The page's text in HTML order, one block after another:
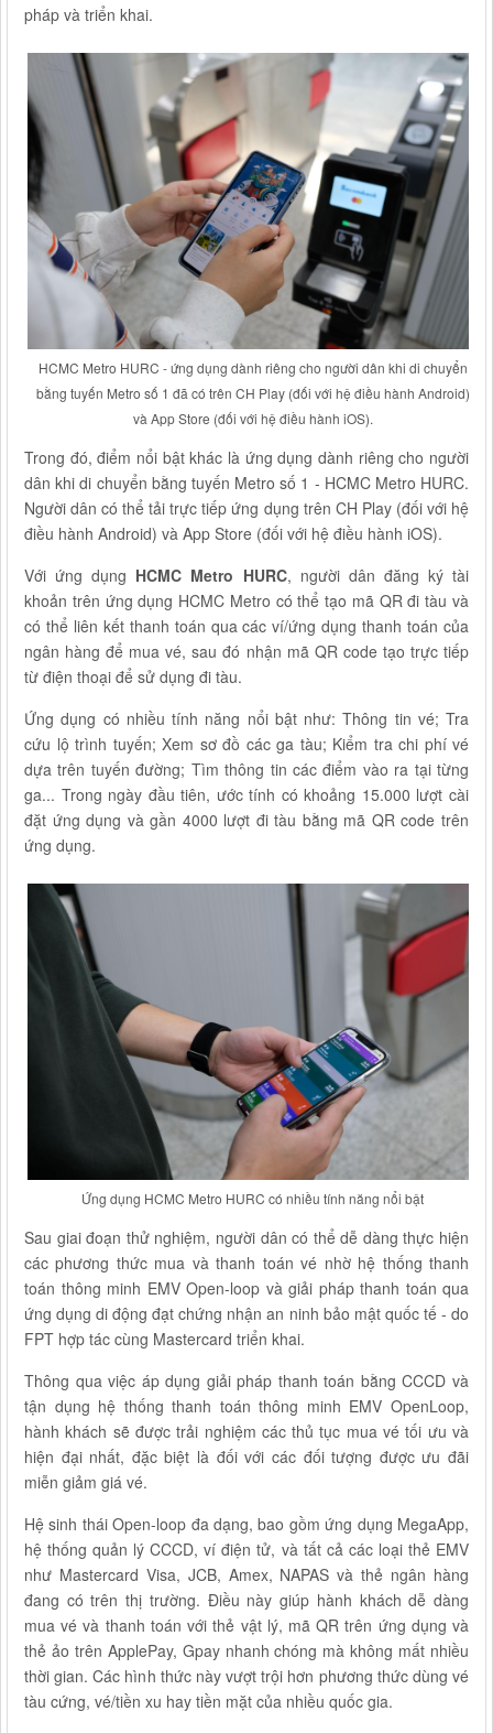
pháp và triển khai.
bằng tuyến Metro số 1 đã có trên CH Play (đối với hệ điều hành Android)
và App Store (đối với hệ điều hành iOS)‏.
dân khi di chuyển bằng tuyến Metro số 1 - HCMC Metro HURC‏‏.‏‏
Người dân có thể tải trực tiếp ứng dụng trên CH Play (đối với hệ
điều hành Android) và App Store (đối với hệ điều hành iOS).
Với ứng dụng HCMC Metro HURC, người dân đăng ký tài
khoản trên ứng dụng HCMC Metro có thể tạo mã QR đi tàu và
có thể liên kết thanh toán qua các ví/ứng dụng thanh toán của
ngân hàng để mua vé, sau đó nhận mã QR code tạo trực tiếp
từ điện thoại để sử dụng đi tàu.
Ứng dụng có nhiều tính năng nổi bật như: Thông tin vé; Tra
cứu lộ trình tuyến; Xem sơ đồ các ga tàu; Kiểm tra chi phí vé
dựa trên tuyến đường; Tìm thông tin các điểm vào ra tại từng
ga... Trong ngày đầu tiên, ước tính có khoảng 15.000 lượt cài
đặt ứng dụng và gần 4000 lượt đi tàu bằng mã QR code trên
các phương thức mua và thanh toán vé nhờ hệ thống thanh
toán thông minh EMV Open-loop và giải pháp thanh toán qua
ứng dụng di động đạt chứng nhận an ninh bảo mật quốc tế - do
FPT hợp tác cùng Mastercard triển khai.
Thông qua việc áp dụng giải pháp thanh toán bằng CCCD và
tận dụng hệ thống thanh toán thông minh EMV OpenLoop,
hành khách sẽ được trải nghiệm các thủ tục mua vé tối ưu và
hiện đại nhất, đặc biệt là đối với các đối tượng được ưu đãi
miễn giảm giá vé.
Hệ sinh thái Open-loop đa dạng, bao gồm ứng dụng MegaApp,
hệ thống quản lý CCCD, ví điện tử, và tất cả các loại thẻ EMV
như Mastercard Visa, JCB, Amex, NAPAS và thẻ ngân hàng
đang có trên thị trường. Điều này giúp hành khách dễ dàng
mua vé và thanh toán với‏‏ thẻ vật lý, mã QR trên ứng dụng và
thẻ ảo trên ApplePay, Gpay nhanh chóng mà không mất nhiều
thời gian. Các hình thức này vượt trội hơn phương thức dùng vé